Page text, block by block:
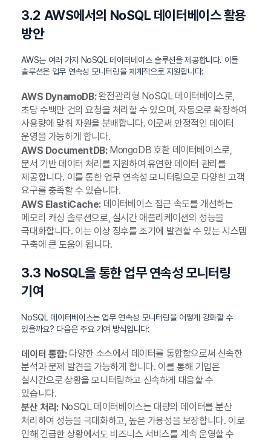
3.2 AWS에서의 NoSQL 데이터베이스 활용
방안
AWS는 여러 가지 NoSQL 데이터베이스 솔루션을 제공합니다. 이들
솔루션은 업무 연속성 모니터링을 체계적으로 지원합니다:
AWS DynamoDB:완전관리형 NoSQL 데이터베이스로,
초당 수백만 건의 요청을 처리할 수 있으며, 자동으로 확장하여
사용량에 맞춰 자원을 분배합니다. 이로써 안정적인 데이터
운영을 가능하게 합니다.
AWS DocumentDB:MongoDB 호환 데이터베이스로,
문서 기반 데이터 처리를 지원하여 유연한 데이터 관리를
제공합니다. 이를 통한 업무 연속성 모니터링으로 다양한 고객
요구를 충족할 수 있습니다.
AWS ElastiCache:데이터베이스 접근 속도를 개선하는
메모리 캐싱 솔루션으로, 실시간 애플리케이션의 성능을
극대화합니다. 이는 이상 징후를 조기에 발견할 수 있는 시스템
구축에 큰 도움이 됩니다.
3.3 NoSQL을 통한 업무 연속성 모니터링
기여
NoSQL 데이터베이스는 업무 연속성 모니터링을 어떻게 강화할 수
있을까요? 다음은 주요 기여 방식입니다:
데이터 통합:다양한 소스에서 데이터를 통합함으로써 신속한
분석과 문제 발견을 가능하게 합니다. 이를 통해 기업은
실시간으로 상황을 모니터링하고 신속하게 대응할 수
있습니다.
분산 처리:NoSQL 데이터베이스는 대량의 데이터를 분산
처리하여 성능을 극대화하고, 높은 가용성을 보장합니다. 이로
인해 긴급한 상황에서도 비즈니스 서비스를 계속 운영할 수